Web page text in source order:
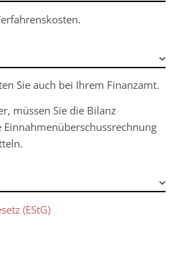
Sie auch bei Ihrem Finanzamt.
müssen Sie die Bilanz
Einnahmenüberschussrechnung
(EStG)